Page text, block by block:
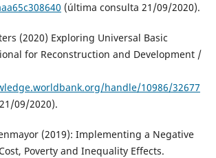
(última consulta 21/09/2020).
(2020) Exploring Universal Basic
for Reconstruction and Development /
handle/10986/32677
09/2020).
(2019): Implementing a Negative
Poverty and Inequality Effects.